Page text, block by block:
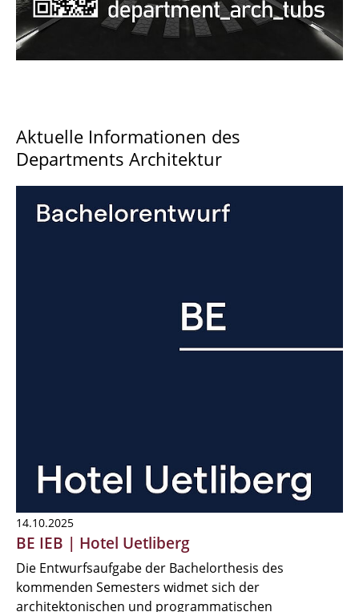
Aktuelle Informationen des
Departments Architektur
14.10.2025
BE IEB | Hotel Uetliberg
Die Entwurfsaufgabe der Bachelorthesis des
kommenden Semesters widmet sich der
architektonischen und programmatischen